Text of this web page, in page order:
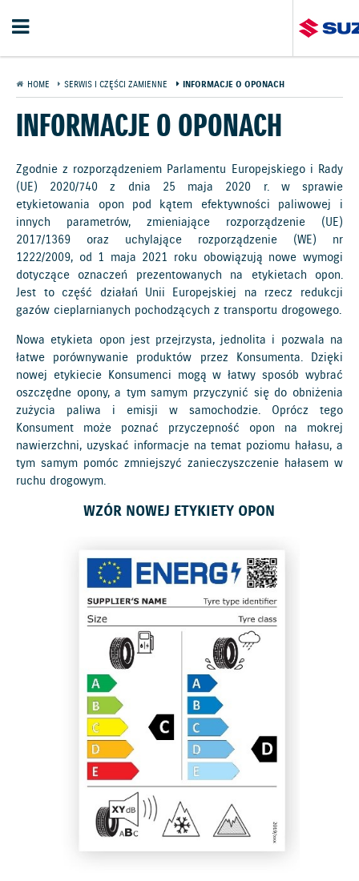
HOME SERWIS I CZĘŚCI ZAMIENNE INFORMACJE O OPONACH
INFORMACJE O OPONACH
Zgodnie z rozporządzeniem Parlamentu Europejskiego i Rady
(UE) 2020/740 z dnia 25 maja 2020 r. w sprawie
etykietowania opon pod kątem efektywności paliwowej i
innych parametrów, zmieniające rozporządzenie (UE)
2017/1369 oraz uchylające rozporządzenie (WE) nr
1222/2009, od 1 maja 2021 roku obowiązują nowe wymogi
dotyczące oznaczeń prezentowanych na etykietach opon.
Jest to część działań Unii Europejskiej na rzecz redukcji
gazów cieplarnianych pochodzących z transportu drogowego.
Nowa etykieta opon jest przejrzysta, jednolita i pozwala na
łatwe porównywanie produktów przez Konsumenta. Dzięki
nowej etykiecie Konsumenci mogą w łatwy sposób wybrać
oszczędne opony, a tym samym przyczynić się do obniżenia
zużycia paliwa i emisji w samochodzie. Oprócz tego
Konsument może poznać przyczepność opon na mokrej
nawierzchni, uzyskać informacje na temat poziomu hałasu, a
tym samym pomóc zmniejszyć zanieczyszczenie hałasem w
ruchu drogowym.
WZÓR NOWEJ ETYKIETY OPON